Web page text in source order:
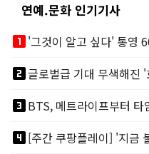
연예.문화 인기기사
looks_one
looks_two글로벌급 기대 무색해진
looks_3
looks_4